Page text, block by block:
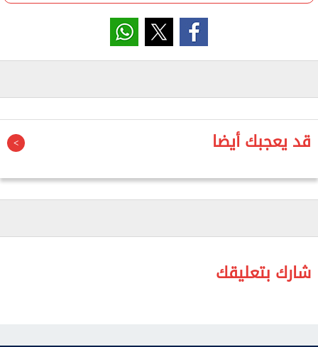
وكان الطالب قد أعرب، خلال لقاء المحافظ به في
المعسكر، عن أمنيته في الحصول على جهاز «لاب توب»
يساعده في دراسته وتنمية مهاراته، حيث وجه محافظ
حرص الدولة على دعم وتمكين ذوي الهمم، وتوفير جميع
أوجه الرعاية لهم، بما يساعدهم على استكمال مسيرتهم
التعليمية وتحقيق طموحاتهم.
وأشار محافظ القاهرة إلى أن الاهتمام بذوي الهمم
بدمجهم في المجتمع، وتقديم الدعم اللازم لهم في
مختلف المجالات.
قد يعجبك أيضا
شارك بتعليقك